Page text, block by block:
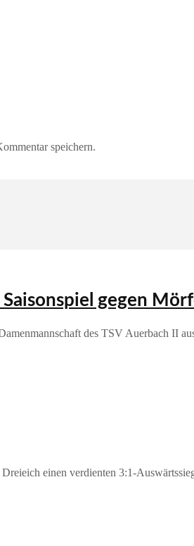
speichern.
gegen
des TSV Auerbach II
einen verdienten